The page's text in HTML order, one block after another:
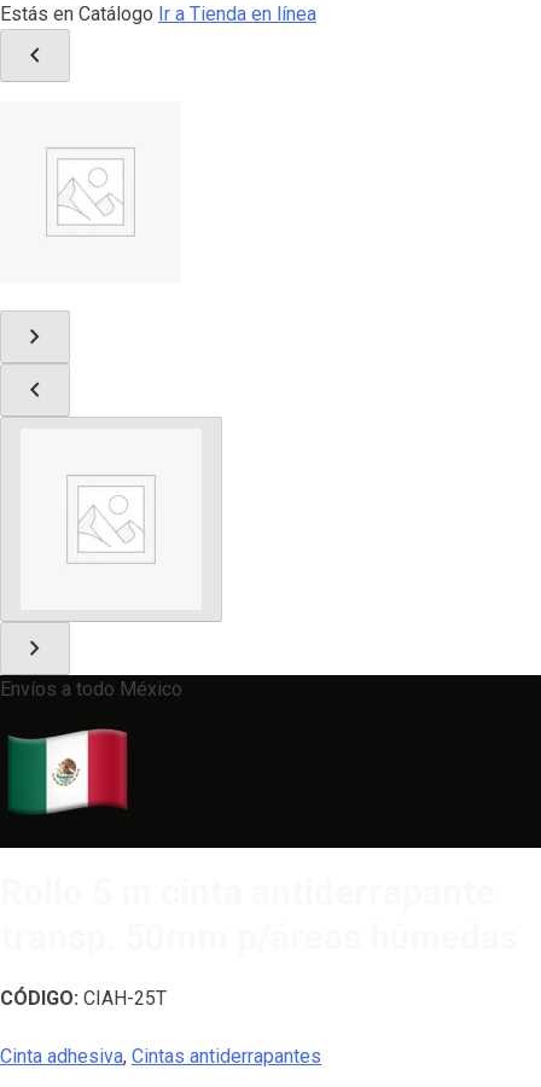
Estás en Catálogo Ir a Tienda en línea
chevron_left
chevron_right
chevron_left
chevron_right
Envíos a todo México
CÓDIGO: CIAH-25T
Cinta adhesiva, Cintas antiderrapantes